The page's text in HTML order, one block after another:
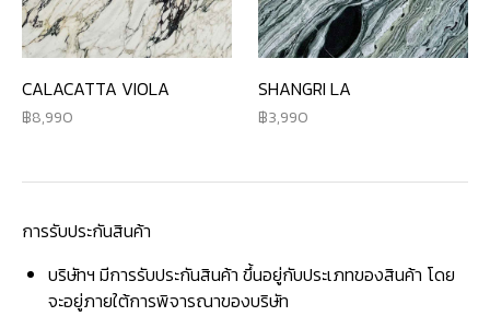
CALACATTA VIOLA
8,990
SHANGRI LA
3,990
การรับประกันสินค้า
บริษัทฯ มีการรับประกันสินค้า ขึ้นอยู่กับประเภทของสินค้า โดย
จะอยู่ภายใต้การพิจารณาของบริษัท